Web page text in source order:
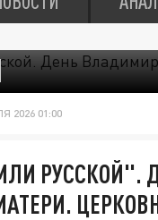
2026 01:00
РУССКОЙ".